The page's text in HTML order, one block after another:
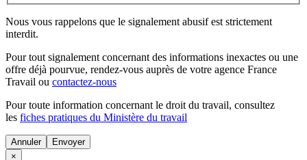
Nous vous rappelons que le signalement abusif est strictement
interdit.
Pour tout signalement concernant des informations inexactes ou une
offre déjà pourvue, rendez-vous auprès de votre agence France
Travail ou contactez-nous
Pour toute information concernant le droit du travail, consultez
les fiches pratiques du Ministère du travail
Annuler
×